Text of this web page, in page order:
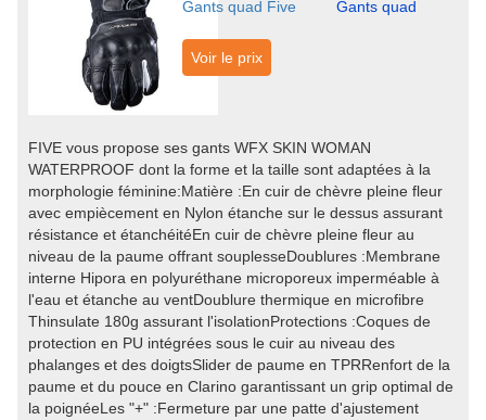
Gants quad Five
Gants quad
Voir le prix
FIVE vous propose ses gants WFX SKIN WOMAN
WATERPROOF dont la forme et la taille sont adaptées à la
morphologie féminine:Matière :En cuir de chèvre pleine fleur
avec empiècement en Nylon étanche sur le dessus assurant
résistance et étanchéitéEn cuir de chèvre pleine fleur au
niveau de la paume offrant souplesseDoublures :Membrane
interne Hipora en polyuréthane microporeux imperméable à
l'eau et étanche au ventDoublure thermique en microfibre
Thinsulate 180g assurant l'isolationProtections :Coques de
protection en PU intégrées sous le cuir au niveau des
phalanges et des doigtsSlider de paume en TPRRenfort de la
paume et du pouce en Clarino garantissant un grip optimal de
la poignéeLes "+" :Fermeture par une patte d'ajustement